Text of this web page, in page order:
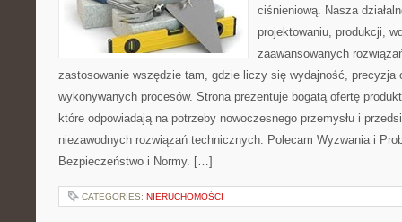
ciśnieniową. Nasza
projektowaniu, produkcji,
zaawansowanych
zastosowanie wszędzie tam, gdzie liczy się wydajność, precyzja
wykonywanych procesów. Strona prezentuje bogatą ofertę
które odpowiadają na potrzeby nowoczesnego przemysłu i
niezawodnych rozwiązań technicznych. Polecam Wyzwania i
Bezpieczeństwo i Normy. […]
CATEGORIES: NIERUCHOMOŚCI